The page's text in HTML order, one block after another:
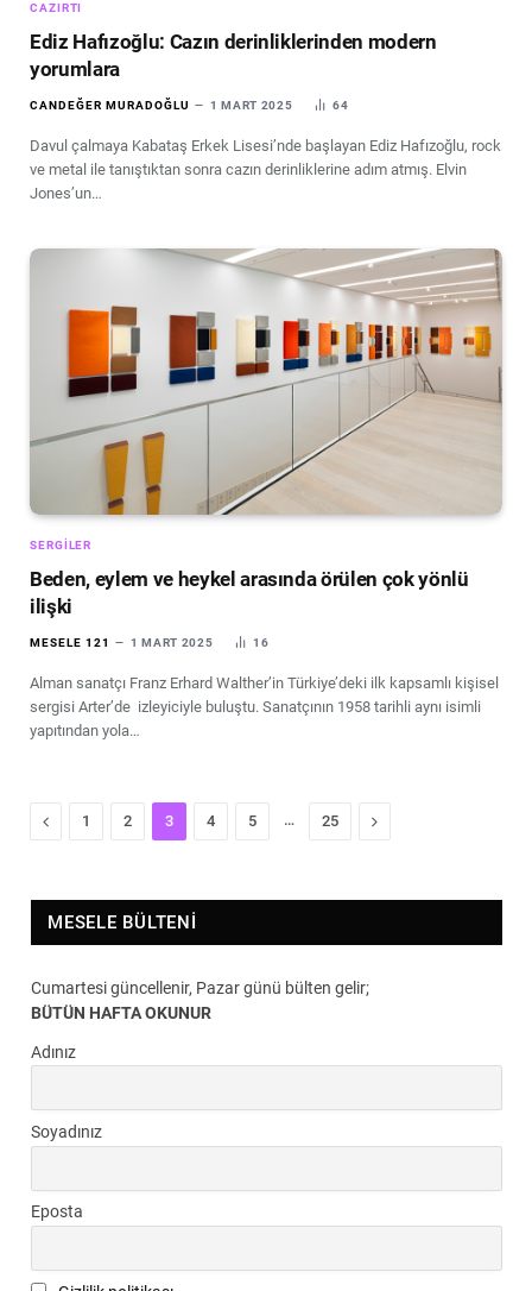
CAZIRTI
Ediz Hafızoğlu: Cazın derinliklerinden modern
yorumlara
CANDEĞER MURADOĞLU 1 MART 2025 64
Davul çalmaya Kabataş Erkek Lisesi’nde başlayan Ediz Hafızoğlu, rock
ve metal ile tanıştıktan sonra cazın derinliklerine adım atmış. Elvin
Jones’un…
SERGILER
Beden, eylem ve heykel arasında örülen çok yönlü
ilişki
MESELE 121 1 MART 2025 16
Alman sanatçı Franz Erhard Walther’in Türkiye’deki ilk kapsamlı kişisel
sergisi Arter’de izleyiciyle buluştu. Sanatçının 1958 tarihli aynı isimli
yapıtından yola…
Previous
1 2 3 4 5 … 25 Next
MESELE BÜLTENI
Cumartesi güncellenir, Pazar günü bülten gelir;
BÜTÜN HAFTA OKUNUR
Adınız
Soyadınız
Eposta